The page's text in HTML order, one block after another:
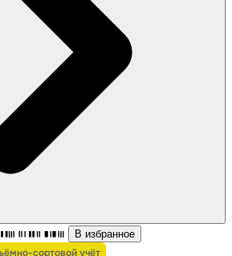
В избранное
сортовой учёт